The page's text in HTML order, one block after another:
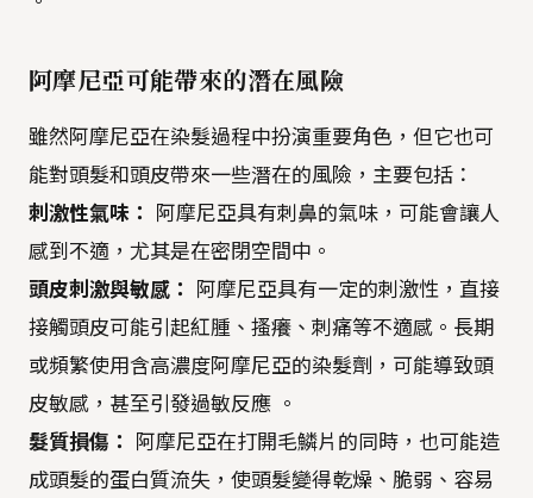
阿摩尼亞可能帶來的潛在風險
雖然阿摩尼亞在染髮過程中扮演重要角色，但它也可
能對頭髮和頭皮帶來一些潛在的風險，主要包括：
刺激性氣味：
阿摩尼亞具有刺鼻的氣味，可能會讓人
感到不適，尤其是在密閉空間中。
頭皮刺激與敏感：
阿摩尼亞具有一定的刺激性，直接
接觸頭皮可能引起紅腫、搔癢、刺痛等不適感。長期
或頻繁使用含高濃度阿摩尼亞的染髮劑，可能導致頭
皮敏感，甚至引發過敏反應 。
髮質損傷：
阿摩尼亞在打開毛鱗片的同時，也可能造
成頭髮的蛋白質流失，使頭髮變得乾燥、脆弱、容易